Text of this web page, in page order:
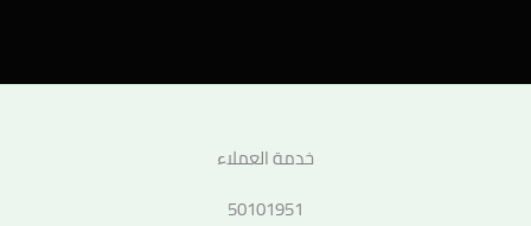
خدمة العملاء
50101951